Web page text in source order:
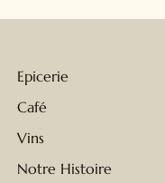
Epicerie
Café
Vins
Notre Histoire